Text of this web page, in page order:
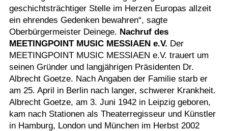
geschichtsträchtiger Stelle im Herzen Europas allzeit
ein ehrendes Gedenken bewahren“, sagte
Oberbürgermeister Deinege. Nachruf des
MEETINGPOINT MUSIC MESSIAEN e.V. Der
MEETINGPOINT MUSIC MESSIAEN e.V. trauert um
seinen Gründer und langjährigen Präsidenten Dr.
Albrecht Goetze. Nach Angaben der Familie starb er
am 25. April in Berlin nach langer, schwerer Krankheit.
Albrecht Goetze, am 3. Juni 1942 in Leipzig geboren,
kam nach Stationen als Theaterregisseur und Künstler
in Hamburg, London und München im Herbst 2002